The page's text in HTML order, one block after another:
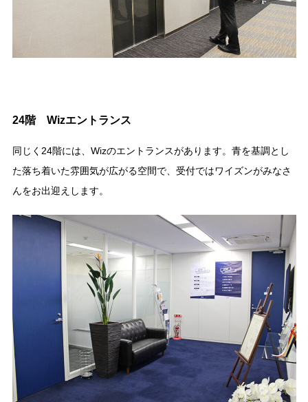
24階 Wizエントランス
同じく24階には、Wizのエントランスがあります。青を基調とし
た落ち着いた雰囲気が広がる空間で、受付ではワイズンがみなさ
んをお出迎えします。